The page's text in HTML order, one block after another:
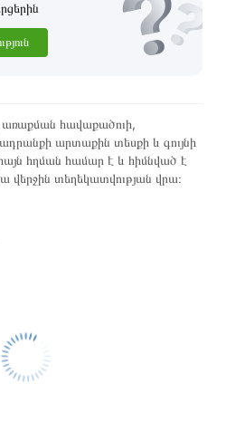
առաքման հավաքածուի,
արտաքին տեսքի և գույնի
հղման համար է և հիմնված է
տեղեկատվության վրա։